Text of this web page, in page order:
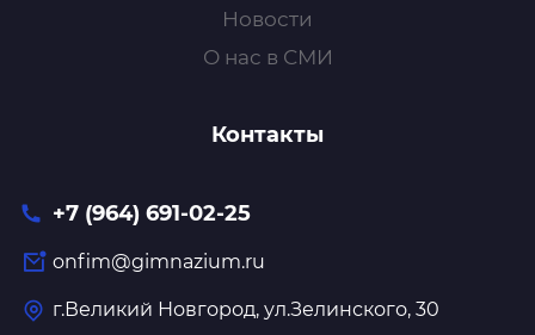
Новости
О нас в СМИ
Контакты
+7 (964) 691-02-25
onfim@gimnazium.ru
г.Великий Новгород, ул.Зелинского, 30